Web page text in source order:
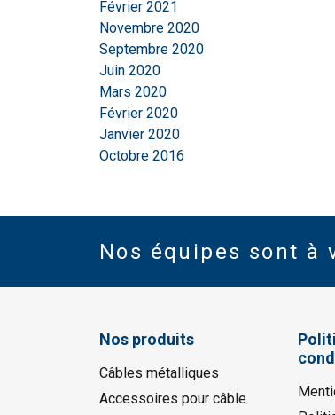
Février 2021
Novembre 2020
Septembre 2020
Juin 2020
Mars 2020
Février 2020
Janvier 2020
Octobre 2016
Nos équipes sont
Nos produits
Câbles métalliques
Accessoires pour câble